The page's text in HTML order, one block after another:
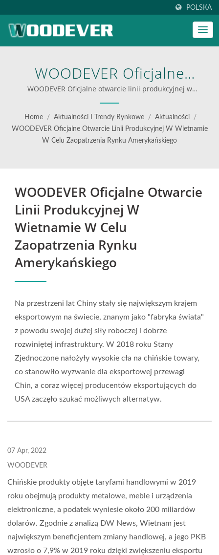
POLSKA
WOODEVER Oficjalne
Otwarcie Linii Produkcyjnej
W Wietnamie W Celu
Zaopatrzenia Rynku
W Zakresie Transportu
Materiałów Od WOODEVER
—Stworzone, Aby
Przetrwać
WOODEVER Oficjalne otwarcie linii produkcyjnej w
Wietnamie w celu zaopatrzenia rynku amerykańskiego |
najlepsze wózki składane do logistyki
Home / Aktualności I Trendy Rynkowe / Aktualności
/
WOODEVER Oficjalne Otwarcie Linii Produkcyjnej W Wietnamie
W Celu Zaopatrzenia Rynku Amerykańskiego
WOODEVER Oficjalne Otwarcie
Linii Produkcyjnej W
Wietnamie W Celu
Zaopatrzenia Rynku
Amerykańskiego
Na przestrzeni lat Chiny stały się największym krajem
eksportowym na świecie, znanym jako "fabryka świata"
z powodu swojej dużej siły roboczej i dobrze
rozwiniętej infrastruktury. W 2018 roku Stany
Zjednoczone nałożyły wysokie cła na chińskie towary,
co stanowiło wyzwanie dla eksportowej przewagi
Chin, a coraz więcej producentów eksportujących do
USA zaczęło szukać możliwych alternatyw.
07 Apr, 2022
WOODEVER
Chińskie produkty objęte taryfami handlowymi w 2019
roku obejmują produkty metalowe, meble i urządzenia
elektroniczne, a podatek wyniesie około 200 miliardów
dolarów. Zgodnie z analizą DW News, Wietnam jest
największym beneficjentem zmiany handlowej, a jego PKB
wzrosło o 7,9% w 2019 roku dzięki zwiększeniu eksportu